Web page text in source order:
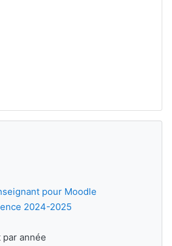
pour Moodle
2024-2025
par année